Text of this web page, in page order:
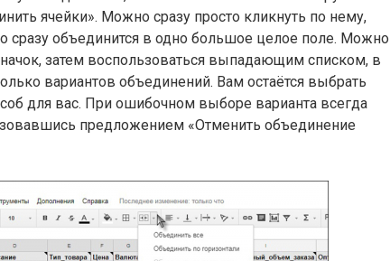
ячейки». Можно сразу просто кликнуть по нему,
сразу объединится в одно большое целое поле. Можно
затем воспользоваться выпадающим списком, в
вариантов объединений. Вам остаётся выбрать
для вас. При ошибочном выборе варианта всегда
предложением «Отменить объединение